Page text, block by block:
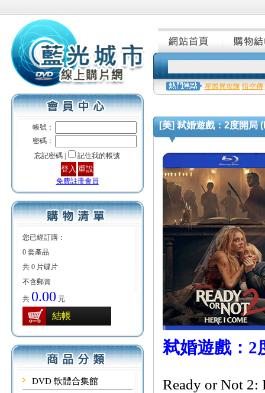
帳號：
密碼：
忘記密碼 |
記住我的帳號
免費註冊會員
您已經訂購：
0 套產品
共 0 片碟片
不含郵資
共 0.00 元
結帳
DVD 軟體合集館
星際異攻隊 悟空傳
[美] 弒婚遊戲：2度開局
弒婚遊戲：2
Ready or Not 2: